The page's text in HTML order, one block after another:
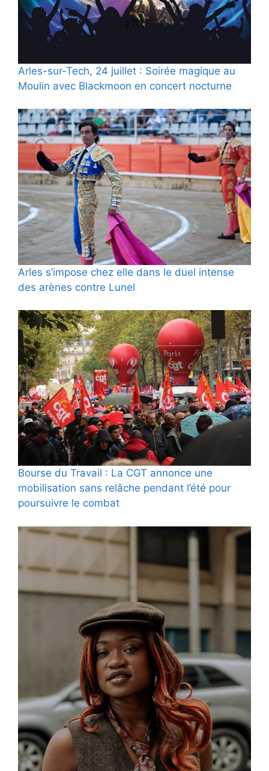
Arles-sur-Tech, 24 juillet : Soirée magique au
Moulin avec Blackmoon en concert nocturne
Arles s’impose chez elle dans le duel intense
des arènes contre Lunel
Bourse du Travail : La CGT annonce une
mobilisation sans relâche pendant l’été pour
poursuivre le combat